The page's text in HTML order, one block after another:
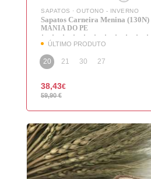
SAPATOS · OUTONO - INVERNO
Sapatos Carneira Menina (130N)
MANIA DO PE
ÚLTIMO PRODUTO
20 21 30 27
38,43€
59,90€